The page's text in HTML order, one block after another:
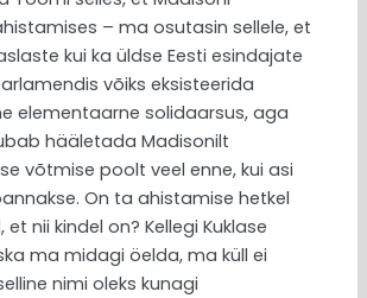
– ma osutasin sellele, et
kui ka üldse Eesti esindajate
võiks eksisteerida
elementaarne solidaarsus, aga
hääletada Madisonilt
võtmise poolt veel enne, kui asi
On ta ahistamise hetkel
et nii kindel on? Kellegi Kuklase
ma midagi öelda, ma küll ei
nimi oleks kunagi